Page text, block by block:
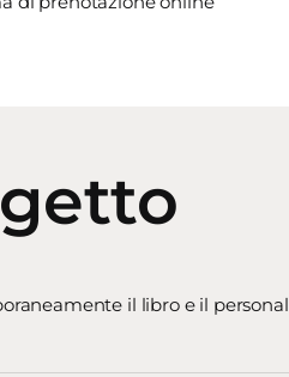
il libro e il personal